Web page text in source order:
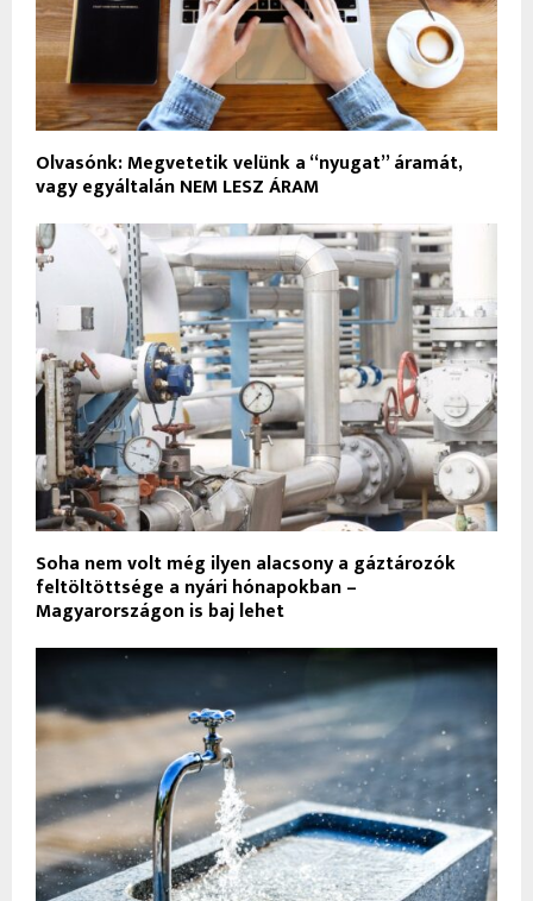
Olvasónk: Megvetetik velünk a “nyugat” áramát,
vagy egyáltalán NEM LESZ ÁRAM
Soha nem volt még ilyen alacsony a gáztározók
feltöltöttsége a nyári hónapokban –
Magyarországon is baj lehet